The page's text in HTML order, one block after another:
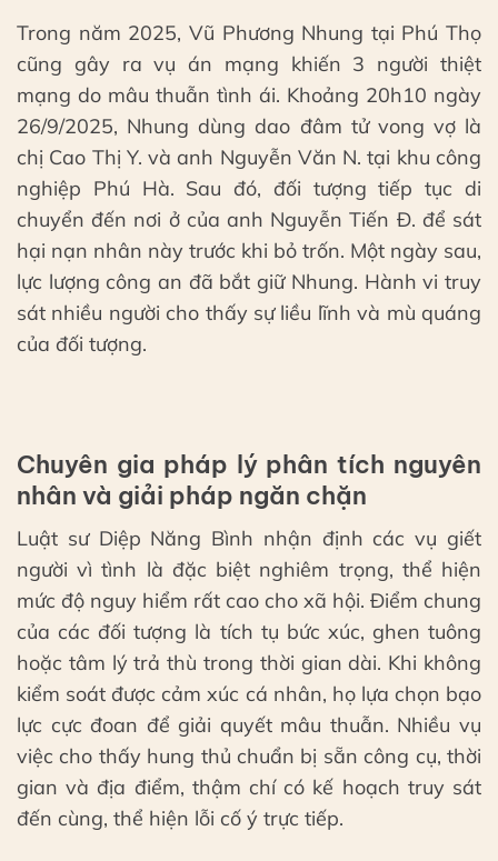
Trong năm 2025, Vũ Phương Nhung tại Phú Thọ
cũng gây ra vụ án mạng khiến 3 người thiệt
mạng do mâu thuẫn tình ái. Khoảng 20h10 ngày
26/9/2025, Nhung dùng dao đâm tử vong vợ là
chị Cao Thị Y. và anh Nguyễn Văn N. tại khu công
nghiệp Phú Hà. Sau đó, đối tượng tiếp tục di
chuyển đến nơi ở của anh Nguyễn Tiến Đ. để sát
hại nạn nhân này trước khi bỏ trốn. Một ngày sau,
lực lượng công an đã bắt giữ Nhung. Hành vi truy
sát nhiều người cho thấy sự liều lĩnh và mù quáng
của đối tượng.
Chuyên gia pháp lý phân tích nguyên
nhân và giải pháp ngăn chặn
Luật sư Diệp Năng Bình nhận định các vụ giết
người vì tình là đặc biệt nghiêm trọng, thể hiện
mức độ nguy hiểm rất cao cho xã hội. Điểm chung
của các đối tượng là tích tụ bức xúc, ghen tuông
hoặc tâm lý trả thù trong thời gian dài. Khi không
kiểm soát được cảm xúc cá nhân, họ lựa chọn bạo
lực cực đoan để giải quyết mâu thuẫn. Nhiều vụ
việc cho thấy hung thủ chuẩn bị sẵn công cụ, thời
gian và địa điểm, thậm chí có kế hoạch truy sát
đến cùng, thể hiện lỗi cố ý trực tiếp.